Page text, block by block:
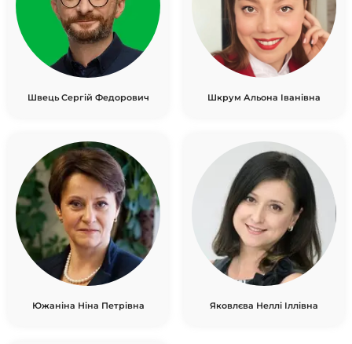
Швець Сергій Федорович Шкрум Альона Іванівна
Южаніна Ніна Петрівна Яковлєва Неллі Іллівна